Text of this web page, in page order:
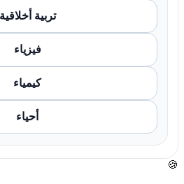
تربية أخلاقية
فيزياء
كيمياء
أحياء
🍪